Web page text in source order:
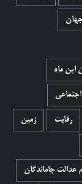
این ماه
رقابت زمین
عدالت جاماندگان